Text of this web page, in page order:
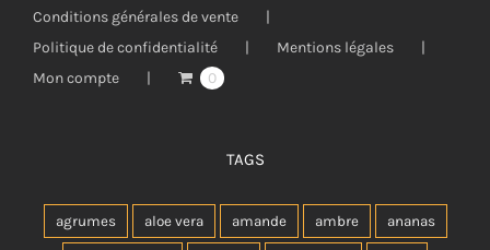
Conditions générales de vente
Politique de confidentialité
Mentions légales
Mon compte
0
TAGS
agrumes aloe vera amande ambre ananas